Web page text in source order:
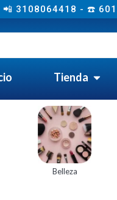
3108064418 - ☎️
Tienda
Belleza